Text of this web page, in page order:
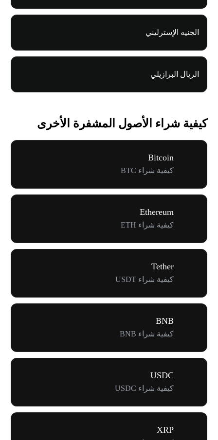
الجنيه الإسترليني
الريال البرازيلي
كيفية شراء الأصول المشفرة الأخرى
Bitcoin
كيفية شراء BTC
Ethereum
كيفية شراء ETH
Tether
كيفية شراء USDT
BNB
كيفية شراء BNB
USDC
كيفية شراء USDC
XRP